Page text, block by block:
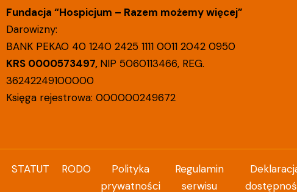
Fundacja “Hospicjum – Razem możemy więcej”
Darowizny:
BANK PEKAO 40 1240 2425 1111 0011 2042 0950
KRS 0000573497, NIP 5060113466, REG.
36242249100000
Księga rejestrowa: 000000249672
STATUT RODO
Polityka
prywatności
Regulamin
serwisu